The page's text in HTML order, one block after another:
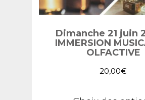
Dimanche 21 juin
IMMERSION
OLFACTIVE
20,00€